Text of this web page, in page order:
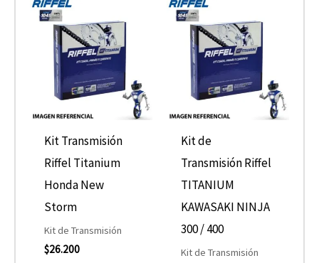
Kit Transmisión
Riffel Titanium
Honda New
Storm
Kit de Transmisión
$26.200
Kit de
Transmisión Riffel
TITANIUM
KAWASAKI NINJA
300 / 400
Kit de Transmisión